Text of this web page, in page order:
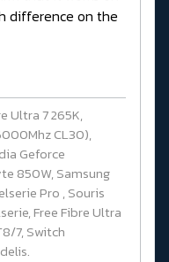
difference on the
Ultra 7 265K,
CL30),
Geforce
850W, Samsung
Pro , Souris
Free Fibre Ultra
7, Switch